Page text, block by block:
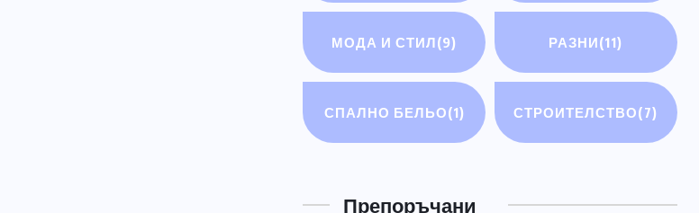
МОДА И СТИЛ(9) РАЗНИ(11)
СПАЛНО БЕЛЬО(1) СТРОИТЕЛСТВО(7)
Препоръчани
РАЗНИ
ЮЛИ 14, 2026